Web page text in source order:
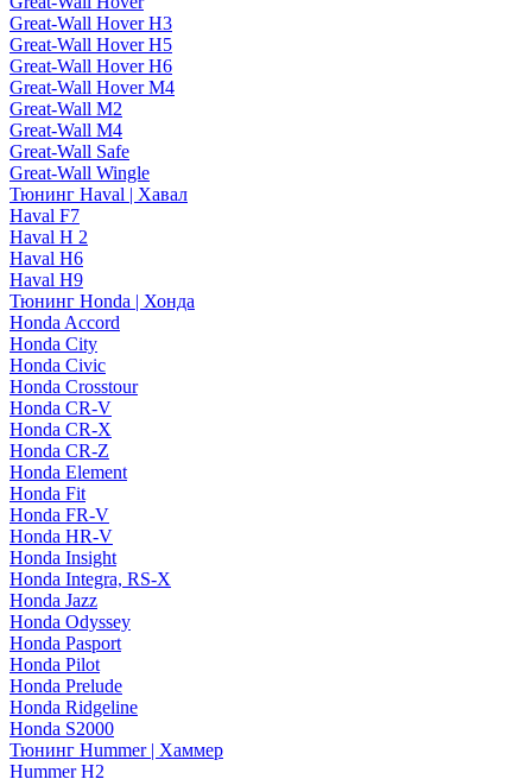
Great-Wall Hover H3
Great-Wall Hover H5
Great-Wall Hover H6
Great-Wall Hover M4
Great-Wall M2
Great-Wall M4
Great-Wall Safe
Great-Wall Wingle
Тюнинг Haval | Хавал
Haval F7
Haval H 2
Haval H6
Haval H9
Тюнинг Honda | Хонда
Honda Accord
Honda City
Honda Civic
Honda Crosstour
Honda CR-V
Honda CR-X
Honda CR-Z
Honda Element
Honda Fit
Honda FR-V
Honda HR-V
Honda Insight
Honda Integra, RS-X
Honda Jazz
Honda Odyssey
Honda Pasport
Honda Pilot
Honda Prelude
Honda Ridgeline
Honda S2000
Тюнинг Hummer | Хаммер
Hummer H2